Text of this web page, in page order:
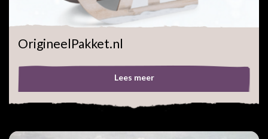
Ga terug
Verzenden
OrigineelPakket.nl
Lees meer